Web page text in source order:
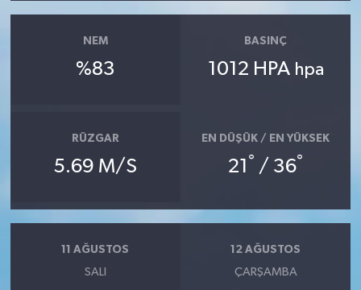
NEM
%83
BASINÇ
1012 HPA hpa
RÜZGAR
5.69 M/S
EN DÜŞÜK / EN YÜKSEK
21 ° / 36°
11 AĞUSTOS
SALI
12 AĞUSTOS
ÇARŞAMBA